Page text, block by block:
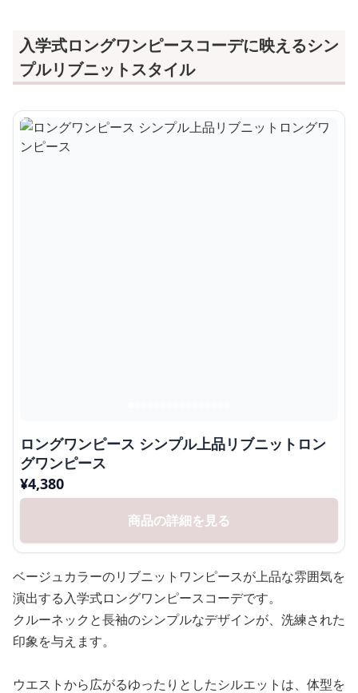
入学式ロングワンピースコーデに映えるシン
プルリブニットスタイル
ロングワンピース シンプル上品リブニットロン
グワンピース
¥4,380
商品の詳細を見る
ベージュカラーのリブニットワンピースが上品な雰囲気を
演出する入学式ロングワンピースコーデです。
クルーネックと長袖のシンプルなデザインが、洗練された
印象を与えます。
ウエストから広がるゆったりとしたシルエットは、体型を